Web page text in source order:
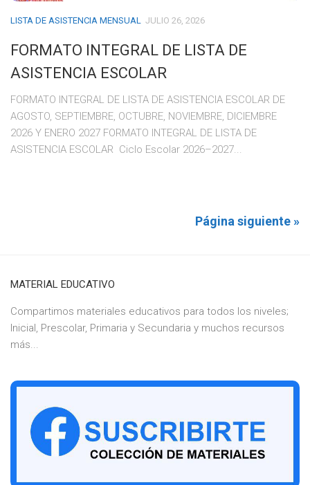
LISTA DE ASISTENCIA MENSUAL JULIO 26, 2026
FORMATO INTEGRAL DE LISTA DE
ASISTENCIA ESCOLAR
FORMATO INTEGRAL DE LISTA DE ASISTENCIA ESCOLAR DE
AGOSTO, SEPTIEMBRE, OCTUBRE, NOVIEMBRE, DICIEMBRE
2026 Y ENERO 2027 FORMATO INTEGRAL DE LISTA DE
ASISTENCIA ESCOLAR Ciclo Escolar 2026–2027...
Página siguiente »
MATERIAL EDUCATIVO
Compartimos materiales educativos para todos los niveles;
Inicial, Prescolar, Primaria y Secundaria y muchos recursos
más...